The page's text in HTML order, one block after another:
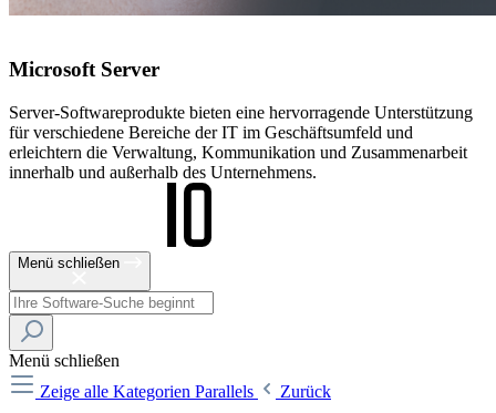
Microsoft Server
Server-Softwareprodukte bieten eine hervorragende Unterstützung
für verschiedene Bereiche der IT im Geschäftsumfeld und
erleichtern die Verwaltung, Kommunikation und Zusammenarbeit
innerhalb und außerhalb des Unternehmens.
Menü schließen
Menü schließen
Zeige alle Kategorien Parallels
Zurück